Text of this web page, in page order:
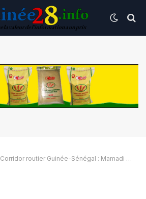
Corridor routier Guinée-Sénégal : Mamadi Doumbouya valide le financement du tronçon stratégique Mali-Gadalougué.